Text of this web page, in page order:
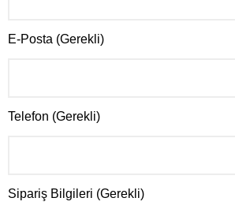
E-Posta (Gerekli)
Telefon (Gerekli)
Sipariş Bilgileri (Gerekli)